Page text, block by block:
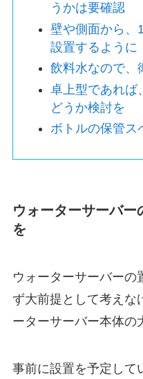
うかは要確認
壁や側面から、
設置するように
飲料水なので、
卓上型であれば
どうか検討を
ボトルの保管ス
ウォーターサーバー
を
ウォーターサーバーの
ず大前提として考えな
ーターサーバー本体の
事前に設置を予定して